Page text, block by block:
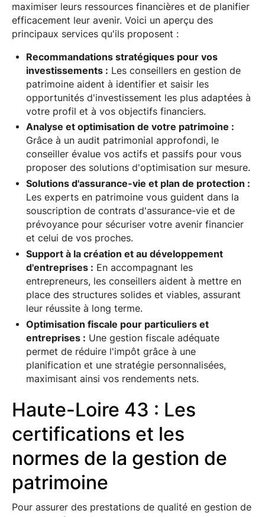
maximiser leurs ressources financières et de planifier
efficacement leur avenir. Voici un aperçu des
principaux services qu'ils proposent :
Recommandations stratégiques pour vos
investissements : Les conseillers en gestion de
patrimoine aident à identifier et saisir les
opportunités d'investissement les plus adaptées à
votre profil et à vos objectifs financiers.
Analyse et optimisation de votre patrimoine :
Grâce à un audit patrimonial approfondi, le
conseiller évalue vos actifs et passifs pour vous
proposer des solutions d'optimisation sur mesure.
Solutions d'assurance-vie et plan de protection :
Les experts en patrimoine vous guident dans la
souscription de contrats d'assurance-vie et de
prévoyance pour sécuriser votre avenir financier
et celui de vos proches.
Support à la création et au développement
d'entreprises : En accompagnant les
entrepreneurs, les conseillers aident à mettre en
place des structures solides et viables, assurant
leur réussite à long terme.
Optimisation fiscale pour particuliers et
entreprises : Une gestion fiscale adéquate
permet de réduire l'impôt grâce à une
planification et une stratégie personnalisées,
maximisant ainsi vos rendements nets.
Haute-Loire 43 : Les
certifications et les
normes de la gestion de
patrimoine
Pour assurer des prestations de qualité en gestion de